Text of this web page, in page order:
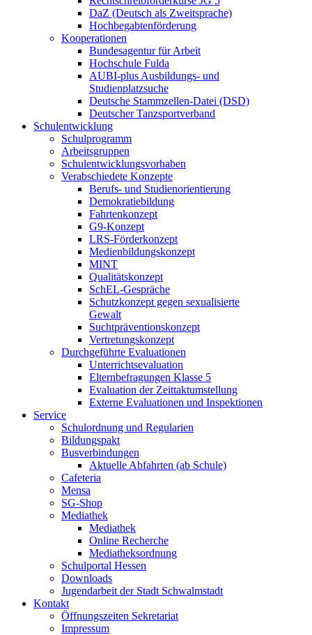
DaZ (Deutsch als Zweitsprache)
Hochbegabtenförderung
Kooperationen
Bundesagentur für Arbeit
Hochschule Fulda
AUBI-plus Ausbildungs- und
Studienplatzsuche
Deutsche Stammzellen-Datei (DSD)
Deutscher Tanzsportverband
Schulentwicklung
Schulprogramm
Arbeitsgruppen
Schulentwicklungsvorhaben
Verabschiedete Konzepte
Berufs- und Studienorientierung
Demokratiebildung
Fahrtenkonzept
G9-Konzept
LRS-Förderkonzept
Medienbildungskonzept
MINT
Qualitätskonzept
SchEL-Gespräche
Schutzkonzept gegen sexualisierte
Gewalt
Suchtpräventionskonzept
Vertretungskonzept
Durchgeführte Evaluationen
Unterrichtsevaluation
Elternbefragungen Klasse 5
Evaluation der Zeittaktumstellung
Externe Evaluationen und Inspektionen
Service
Schulordnung und Regularien
Bildungspakt
Busverbindungen
Aktuelle Abfahrten (ab Schule)
Cafeteria
Mensa
SG-Shop
Mediathek
Mediathek
Online Recherche
Mediatheksordnung
Schulportal Hessen
Downloads
Jugendarbeit der Stadt Schwalmstadt
Kontakt
Öffnungszeiten Sekretariat
Impressum